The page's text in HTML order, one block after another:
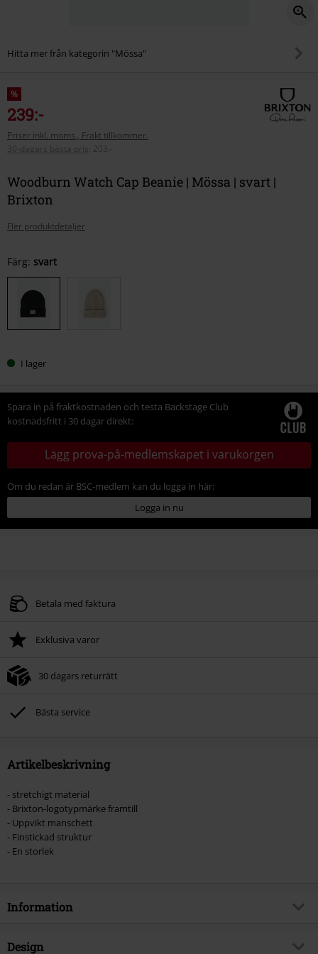
Hitta mer från kategorin "Mössa"
%
239:-
Priser inkl. moms., Frakt tillkommer.
30-dagars bästa pris
203:-
Woodburn Watch Cap Beanie | Mössa | svart |
Brixton
Fler produktdetaljer
Välj
din
storlek
Färg: svart
I lager
Spara in på fraktkostnaden och testa Backstage Club
kostnadsfritt i 30 dagar direkt:
Lägg prova-på-medlemskapet i varukorgen
Om du redan är BSC-medlem kan du logga in här:
Logga in nu
Betala med faktura
Exklusiva varor
30 dagars returrätt
Bästa service
Artikelbeskrivning
- stretchigt material
- Brixton-logotypmärke framtill
- Uppvikt manschett
- Finstickad struktur
- En storlek
Information
Artikelnummer
Design